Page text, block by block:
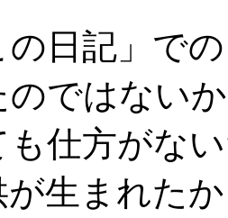
の日記」で
のではない
仕方がな
が生まれた